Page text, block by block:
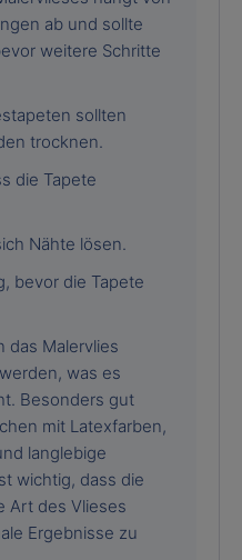
ab und sollte
weitere Schritte
sollten
trocknen.
die Tapete
Nähte lösen.
bevor die Tapete
das Malervlies
was es
Besonders gut
mit Latexfarben,
langlebige
wichtig, dass die
Art des Vlieses
Ergebnisse zu